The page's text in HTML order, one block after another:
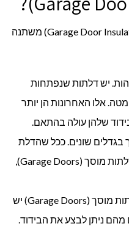
העלות של בידוד דלתות מוסך (Garage Door Insulation) משתנה
יש דלתות שנפתחות
אלו האחרונות הן יותר
שלהן עולה בהתאם.
בגדלים שונים. ככל שהדלת
גדולה יותר או אם ישנן כמה דלתות מוסך (Garage Doors),
– בבידוד של דלתות מוסך (Garage Doors) יש
מהם ניתן לבצע את הבידוד.